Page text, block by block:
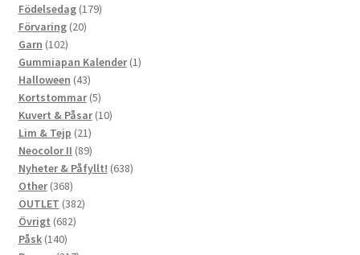
Födelsedag 179179
Förvaring 2020
Garn 102102
produkter
Gummiapan Kalender 11
Halloween 4343
produkter
Kortstommar 55
produkter
Kuvert & Påsar 1010
Lim & Tejp 2121
produkter
Neocolor II 8989
produkter
Nyheter & Påfyllt! 638638
Other 368368
produkter
OUTLET 382382
Övrigt 682682
Påsk 140140